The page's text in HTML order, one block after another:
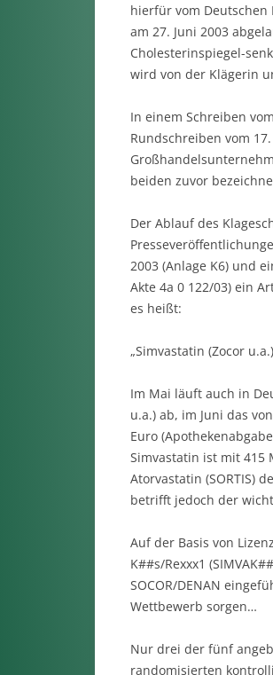
hierfür vom Deutschen
am 27. Juni 2003
Cholesterinspiegel-
wird von der Klägerin
In einem Schreiben
Rundschreiben vom
beiden zuvor
Der Ablauf des
2003 (Anlage K6) und
Akte 4a 0 122/03) ein
es heißt:
„Simvastatin (Zocor
Im Mai läuft auch in
u.a.) ab, im Juni das
Euro
Simvastatin ist mit 415
Atorvastatin (SORTIS)
betrifft jedoch der
Auf der Basis von
K##s/Rexxx1
SOCOR/DENAN
Wettbewerb sorgen…
Nur drei der fünf
randomisierten